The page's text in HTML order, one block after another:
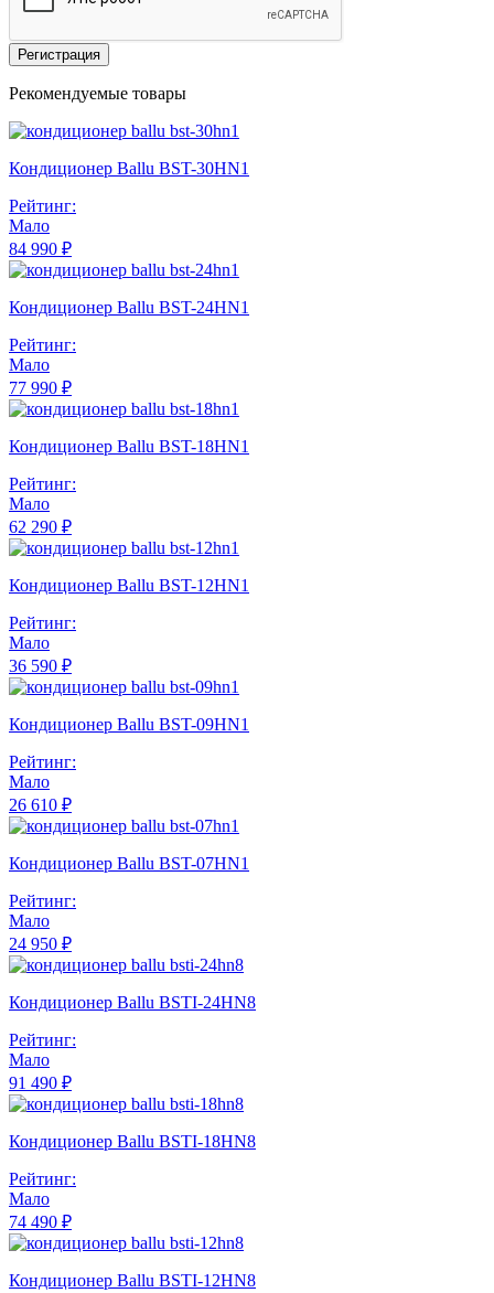
Регистрация
Рекомендуемые товары
Кондиционер Ballu BST-30HN1
Рейтинг:
Мало
84 990 ₽
Кондиционер Ballu BST-24HN1
Рейтинг:
Мало
77 990 ₽
Кондиционер Ballu BST-18HN1
Рейтинг:
Мало
62 290 ₽
Кондиционер Ballu BST-12HN1
Рейтинг:
Мало
36 590 ₽
Кондиционер Ballu BST-09HN1
Рейтинг:
Мало
26 610 ₽
Кондиционер Ballu BST-07HN1
Рейтинг:
Мало
24 950 ₽
Кондиционер Ballu BSTI-24HN8
Рейтинг:
Мало
91 490 ₽
Кондиционер Ballu BSTI-18HN8
Рейтинг:
Мало
74 490 ₽
Кондиционер Ballu BSTI-12HN8